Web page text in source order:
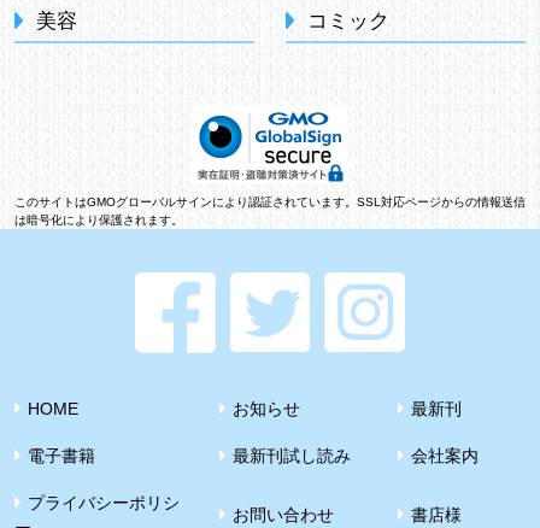
美容 コミック
このサイトはGMOグローバルサインにより認証されています。SSL対応ページからの情報送信
は暗号化により保護されます。
HOME お知らせ 最新刊
電子書籍 最新刊試し読み 会社案内
プライバシーポリシ
お問い合わせ 書店様